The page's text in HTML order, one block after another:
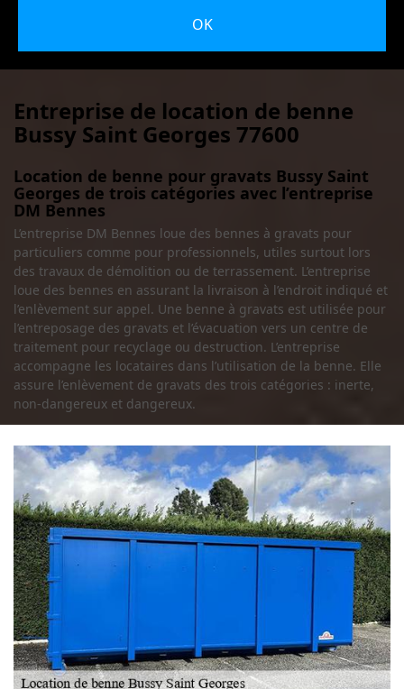
Entreprise de location de benne
Bussy Saint Georges 77600
Location de benne pour gravats Bussy Saint
Georges de trois catégories avec l’entreprise
DM Bennes
L’entreprise DM Bennes loue des bennes à gravats pour
particuliers comme pour professionnels, utiles surtout lors
des travaux de démolition ou de terrassement. L’entreprise
loue des bennes en assurant la livraison à l’endroit indiqué et
l’enlèvement sur appel. Une benne à gravats est utilisée pour
l’entreposage des gravats et l’évacuation vers un centre de
traitement pour recyclage ou destruction. L’entreprise
accompagne les locataires dans l’utilisation de la benne. Elle
assure l’enlèvement de gravats des trois catégories : inerte,
non-dangereux et dangereux.